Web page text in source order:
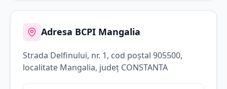
Adresa BCPI Mangalia
Strada Delfinului, nr. 1, cod poștal 905500,
localitate Mangalia, județ CONSTANTA